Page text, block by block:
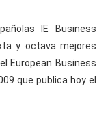
IE Business
y octava mejores
European Business
que publica hoy el